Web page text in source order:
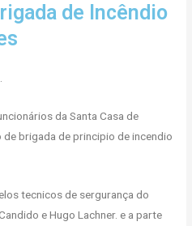
de Incêndio
da Santa Casa de
brigada de principio de incendio
tecnicos de sergurança do
e Hugo Lachner. e a parte